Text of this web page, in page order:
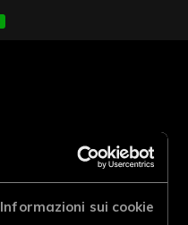
Informazioni sui cookie